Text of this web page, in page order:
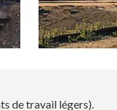
de travail légers).